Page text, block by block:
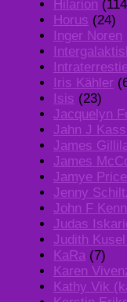
Hilarion
Horus (24)
Inger Noren
Iris Kähler
Isis (23)
Jacquelyn
Jahn J Kassl
James
James
Jamye Price
Jenny
John F
Judas
Judith
KaRa (7)
Karen
Kathy Vik